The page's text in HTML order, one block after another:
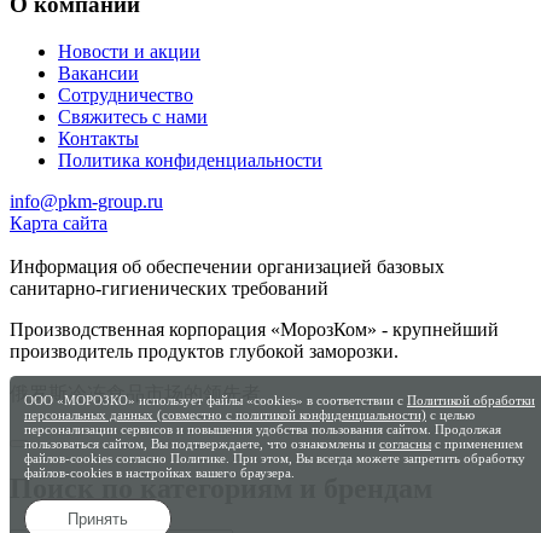
Новости и акции
Вакансии
Сотрудничество
Свяжитесь с нами
Контакты
Политика конфиденциальности
info@pkm-group.ru
Карта сайта
Информация об обеспечении организацией базовых
санитарно-гигиенических требований
Производственная корпорация «МорозКом» - крупнейший
производитель продуктов глубокой заморозки.
俄罗斯冷冻食品市场的领先者
Поиск по категориям и брендам
ООО «МОРОЗКО» использует файлы «cookies» в соответствии с Политикой обработки
персональных данных (совместно с политикой конфиденциальности) с целью
персонализации сервисов и повышения удобства пользования сайтом. Продолжая
пользоваться сайтом, Вы подтверждаете, что ознакомлены и согласны с применением
файлов-cookies согласно Политике. При этом, Вы всегда можете запретить обработку
файлов-cookies в настройках вашего браузера.
Принять